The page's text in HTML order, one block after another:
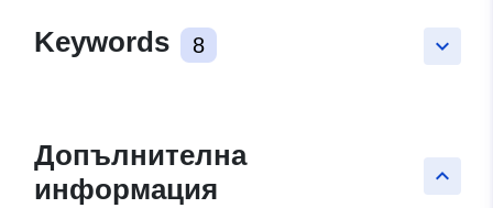
keyboard_arrow_down
Keywords 8
keyboard_arrow_up
Допълнителна
информация